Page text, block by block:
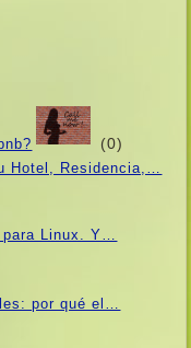
(0)
Hotel, Residencia,…
Linux. Y…
por qué el…